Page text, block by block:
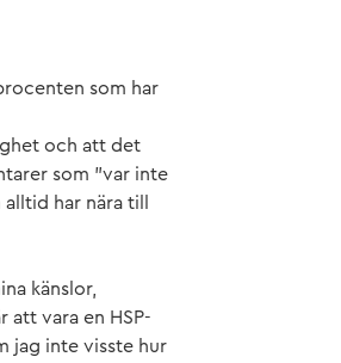
som har
och att det
som ”var inte
har nära till
känslor,
att vara en HSP-
jag inte visste hur